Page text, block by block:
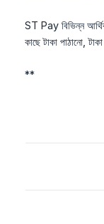
ST Pay বিভিন্ন
কাছে টাকা পাঠানো,
**